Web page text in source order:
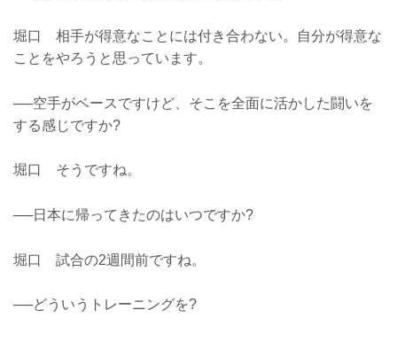
堀口 相手が得意なことには付き合わない。自分が得意な
ことをやろうと思っています。
──空手がベースですけど、そこを全面に活かした闘いを
する感じですか?
堀口 そうですね。
──日本に帰ってきたのはいつですか?
堀口 試合の2週間前ですね。
──どういうトレーニングを?